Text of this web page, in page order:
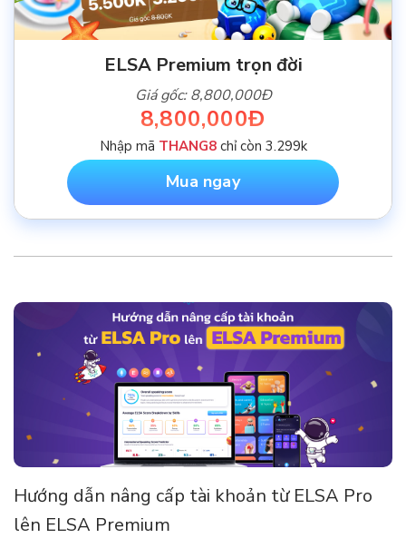
ELSA Premium trọn đời
Giá gốc: 8,800,000Đ
8,800,000Đ
Nhập mã THANG8chỉ còn 3.299k
Mua ngay
Hướng dẫn nâng cấp tài khoản từ ELSA Pro
lên ELSA Premium